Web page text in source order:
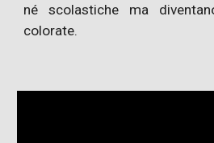
né scolastiche ma
colorate.